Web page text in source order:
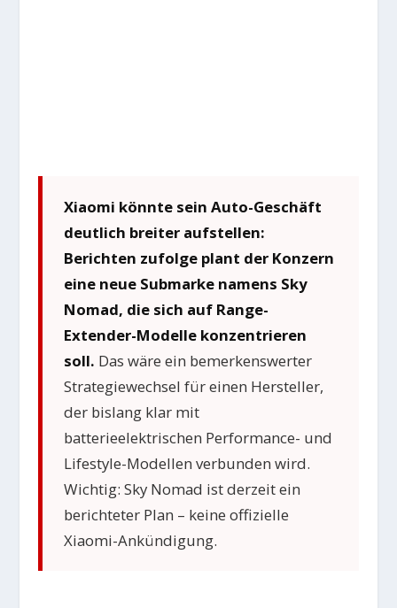
Xiaomi könnte sein Auto-Geschäft
deutlich breiter aufstellen:
Berichten zufolge plant der Konzern
eine neue Submarke namens Sky
Nomad, die sich auf Range-
Extender-Modelle konzentrieren
soll. Das wäre ein bemerkenswerter
Strategiewechsel für einen Hersteller,
der bislang klar mit
batterieelektrischen Performance- und
Lifestyle-Modellen verbunden wird.
Wichtig: Sky Nomad ist derzeit ein
berichteter Plan – keine offizielle
Xiaomi-Ankündigung.